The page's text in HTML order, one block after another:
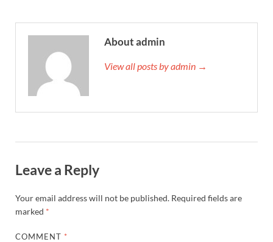
About admin
View all posts by admin →
Leave a Reply
Your email address will not be published. Required fields are
marked *
COMMENT *